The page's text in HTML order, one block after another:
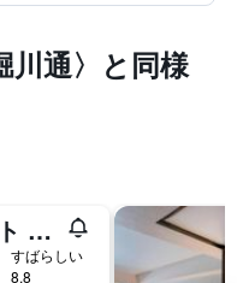
川通〉と同様
ハイアット リージェンシー 京都
すばらしい
8.8